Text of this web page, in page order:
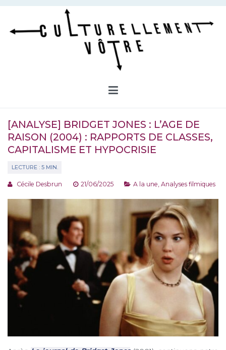
Aller
contenu
[ANALYSE] BRIDGET JONES : L’AGE DE
RAISON (2004) : RAPPORTS DE CLASSES,
CAPITALISME ET HYPOCRISIE
Cécile Desbrun 21/06/2025 A la une ,Analyses filmiques